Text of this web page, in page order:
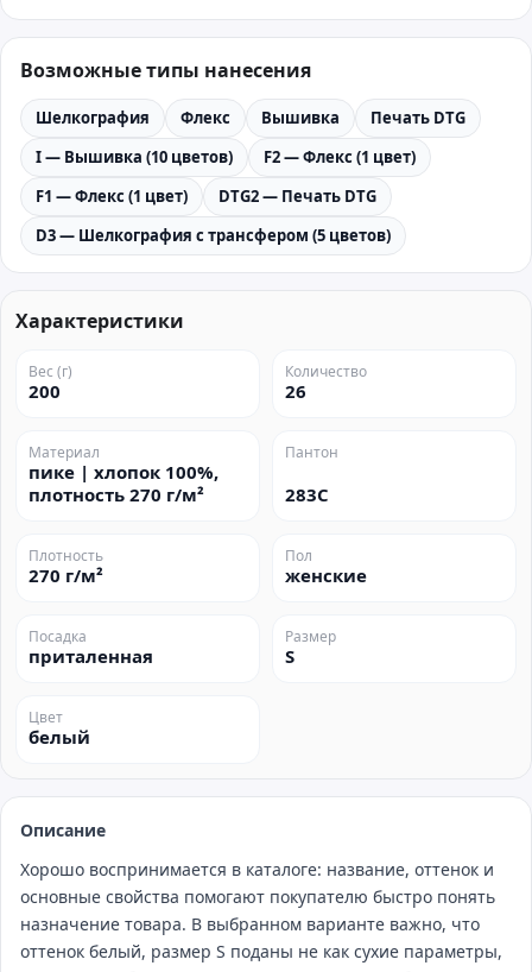
Возможные типы нанесения
Шелкография Флекс Вышивка
Печать DTG
I — Вышивка (10 цветов)
F2 — Флекс (1 цвет)
F1 — Флекс (1 цвет)
DTG2 — Печать DTG
D3 — Шелкография с трансфером (5 цветов)
Характеристики
Вес (г)
200
Количество
26
Материал
пике | хлопок 100%,
плотность 270 г/м²
Пантон
283C
Плотность
270 г/м²
Пол
женские
Посадка
приталенная
Размер
S
Цвет
белый
Описание
Хорошо воспринимается в каталоге: название, оттенок и
основные свойства помогают покупателю быстро понять
назначение товара. В выбранном варианте важно, что
оттенок белый, размер S поданы не как сухие параметры,